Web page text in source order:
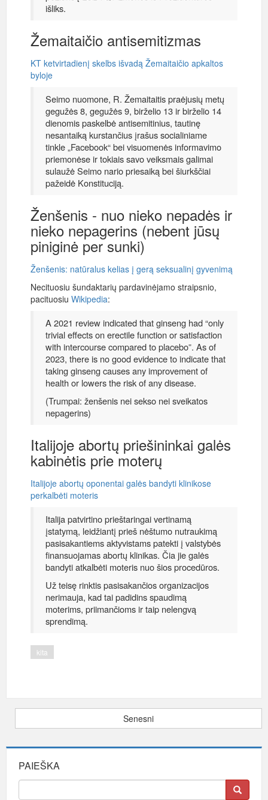
išliks.
Žemaitaičio antisemitizmas
KT ketvirtadienį skelbs išvadą Žemaitaičio apkaltos
byloje
Seimo nuomone, R. Žemaitaitis praėjusių metų
gegužės 8, gegužės 9, birželio 13 ir birželio 14
dienomis paskelbė antisemitinius, tautinę
nesantaiką kurstančius įrašus socialiniame
tinkle „Facebook“ bei visuomenės informavimo
priemonėse ir tokiais savo veiksmais galimai
sulaužė Seimo nario priesaiką bei šiurkščiai
pažeidė Konstituciją.
Ženšenis - nuo nieko nepadės ir
nieko nepagerins (nebent jūsų
piniginė per sunki)
Ženšenis: natūralus kelias į gerą seksualinį gyvenimą
Necituosiu šundaktarių pardavinėjamo straipsnio,
pacituosiu Wikipedia:
A 2021 review indicated that ginseng had “only
trivial effects on erectile function or satisfaction
with intercourse compared to placebo”. As of
2023, there is no good evidence to indicate that
taking ginseng causes any improvement of
health or lowers the risk of any disease.
(Trumpai: ženšenis nei sekso nei sveikatos
nepagerins)
Italijoje abortų priešininkai galės
kabinėtis prie moterų
Italijoje abortų oponentai galės bandyti klinikose
perkalbėti moteris
Italija patvirtino prieštaringai vertinamą
įstatymą, leidžiantį prieš nėštumo nutraukimą
pasisakantiems aktyvistams patekti į valstybės
finansuojamas abortų klinikas. Čia jie galės
bandyti atkalbėti moteris nuo šios procedūros.
Už teisę rinktis pasisakančios organizacijos
nerimauja, kad tai padidins spaudimą
moterims, priimančioms ir taip nelengvą
sprendimą.
kita
Senesni
PAIEŠKA